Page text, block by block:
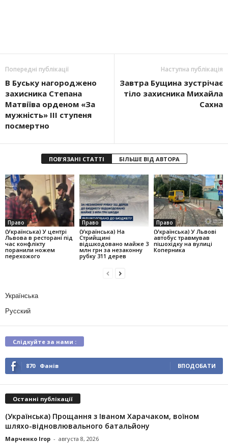
Попередні публікації
В Буську нагороджено
захисника Степана
Матвіїва орденом «За
мужність» ІІІ ступеня
посмертно
Наступна публікація
Завтра Бущина зустрічає
тіло захисника Михайла
Сахна
ПОВ'ЯЗАНІ СТАТТІ БІЛЬШЕ ВІД АВТОРА
Право
(Українська) У центрі
Львова в ресторані під
час конфлікту
поранили ножем
перехожого
Право
(Українська) На
Стрийщині
відшкодовано майже 3
млн грн за незаконну
рубку 311 дерев
Право
(Українська) У Львові
автобус травмував
пішохідку на вулиці
Коперника
Українська
Русский
Слідкуйте за нами :
870 Фанів ВПОДОБАТИ
Останні публікації
(Українська) Прощання з Іваном Харачаком, воїном
шляхо-відновлювального батальйону
Марченко Ігор - августа 8, 2026